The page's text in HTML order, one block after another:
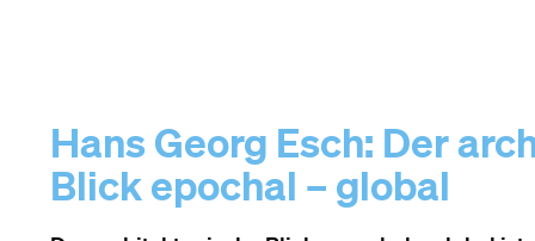
Hans Georg Esch: Der
Blick epochal – global